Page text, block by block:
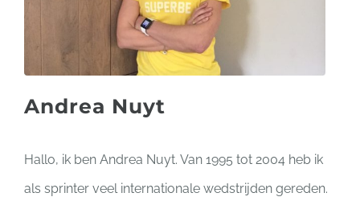
Andrea Nuyt
Hallo, ik ben Andrea Nuyt. Van 1995 tot 2004 heb ik
als sprinter veel internationale wedstrijden gereden.